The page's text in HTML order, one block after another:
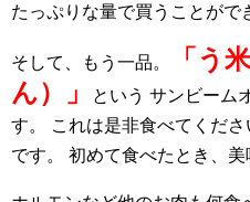
たっぷりな量で買うことがで
そして、もう一品。
「う
ん）」
という サンビーム
す。
これは是非食べてくだ
です。
初めて食べたとき、美